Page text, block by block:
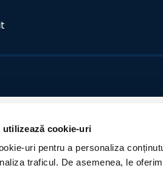
utilizează cookie-uri
uri pentru a personaliza
traficul. De asemenea, le